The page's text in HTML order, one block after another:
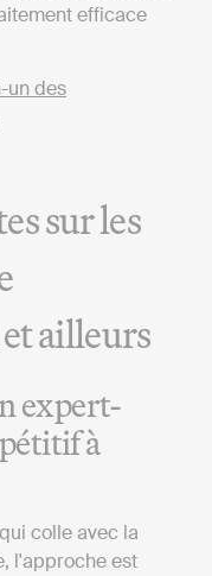
efficace
sur les
ailleurs
expert-
à
colle avec la
l'approche est